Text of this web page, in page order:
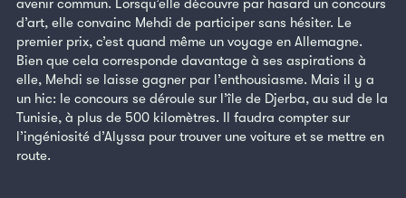
avenir commun. Lorsqu’elle découvre par hasard un concours
d’art, elle convainc Mehdi de participer sans hésiter. Le
premier prix, c’est quand même un voyage en Allemagne.
Bien que cela corresponde davantage à ses aspirations à
elle, Mehdi se laisse gagner par l’enthousiasme. Mais il y a
un hic: le concours se déroule sur l’île de Djerba, au sud de la
Tunisie, à plus de 500 kilomètres. Il faudra compter sur
l’ingéniosité d’Alyssa pour trouver une voiture et se mettre en
route.